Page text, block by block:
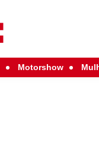
Motorshow